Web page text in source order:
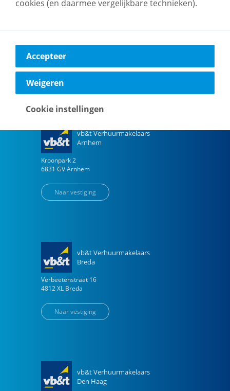
Naar vestiging
vb&t Verhuurmakelaars
Arnhem
Kroonpark 2
6831 GV Arnhem
Naar vestiging
vb&t Verhuurmakelaars
Breda
Verbeetenstraat 16
4812 XL Breda
Naar vestiging
vb&t Verhuurmakelaars
Den Haag
cookies (en daarmee vergelijkbare technieken).
Accepteer
Weigeren
Cookie instellingen